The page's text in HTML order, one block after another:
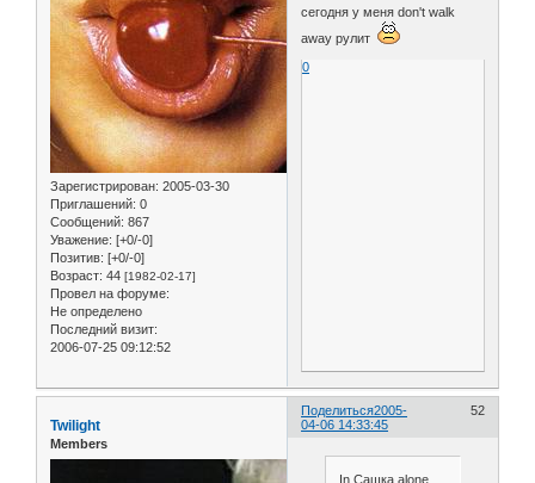
Зарегистрирован: 2005-03-30
Приглашений: 0
Сообщений: 867
Уважение: [+0/-0]
Позитив: [+0/-0]
Возраст: 44 [1982-02-17]
Провел на форуме:
Не определено
Последний визит:
2006-07-25 09:12:52
сегодня у меня don't walk
away рулит
0
Поделиться 52
2005-
04-06 14:33:45
Twilight
Members
In Сашка alone